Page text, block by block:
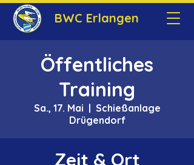
BWC Erlangen
Öffentliches
Training
Sa., 17. Mai
  |
Schießanlage
Drügendorf
Zeit & Ort